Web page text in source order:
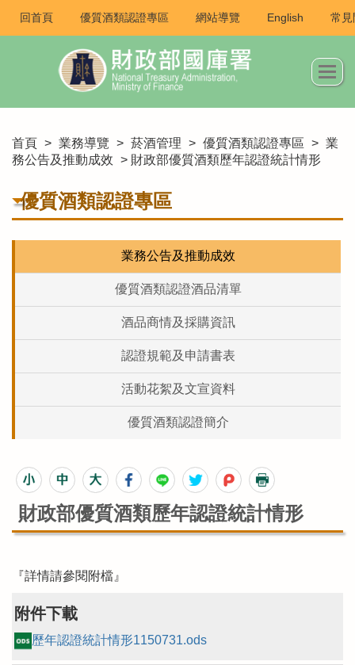
回首頁 優質酒類認證專區 網站導覽 English 常見
首頁 > 業務導覽 > 菸酒管理 > 優質酒類認證專區 > 業
務公告及推動成效 > 財政部優質酒類歷年認證統計情形
優質酒類認證專區
業務公告及推動成效
優質酒類認證酒品清單
酒品商情及採購資訊
認證規範及申請書表
活動花絮及文宣資料
優質酒類認證簡介
財政部優質酒類歷年認證統計情形
『詳情請參閱附檔』
附件下載
歷年認證統計情形1150731.ods